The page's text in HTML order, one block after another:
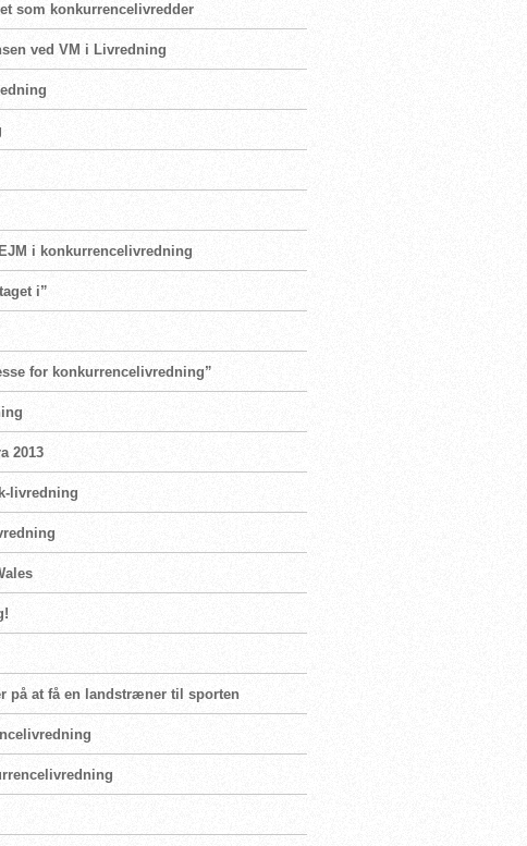
som konkurrencelivredder
ved VM i Livredning
i konkurrencelivredning
i”
for konkurrencelivredning”
2013
livredning
på at få en landstræner til sporten